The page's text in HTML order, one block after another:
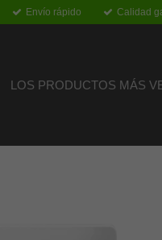
Envío rápido Calidad
LOS PRODUCTOS MÁS